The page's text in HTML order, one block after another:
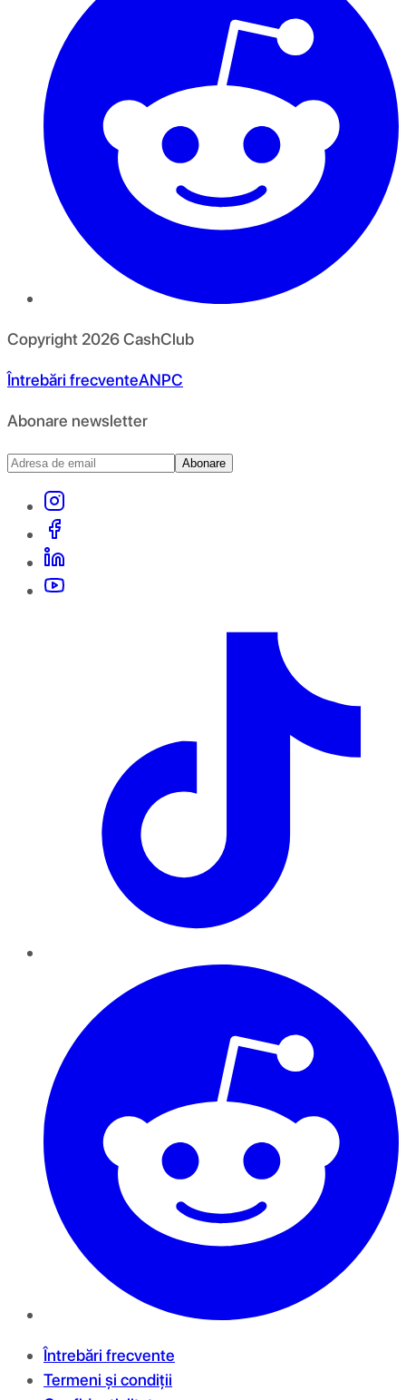
Copyright 2026CashClub
Întrebări frecventeANPC
Abonare newsletter
Abonare
Întrebări frecvente
Termeni și condiții